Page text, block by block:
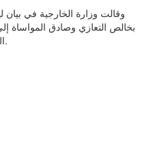
وقالت وزارة الخارجية في بيان
بخالص التعازي وصادق المواساة
الضحايا متمنين للمصابين الشفاء العاجل.